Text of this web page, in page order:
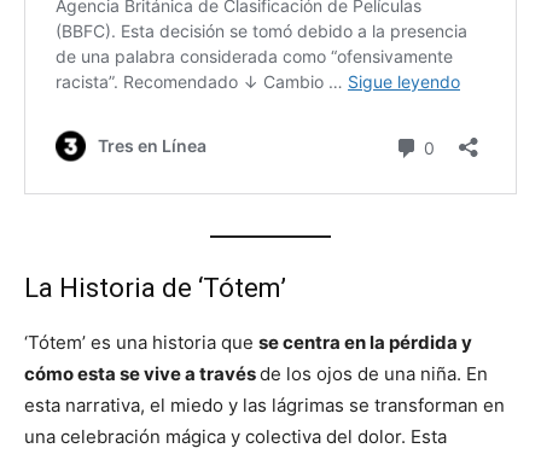
La Historia de ‘Tótem’
‘Tótem’ es una historia que se centra en la pérdida y
cómo esta se vive a travésde los ojos de una niña. En
esta narrativa, el miedo y las lágrimas se transforman en
una celebración mágica y colectiva del dolor. Esta